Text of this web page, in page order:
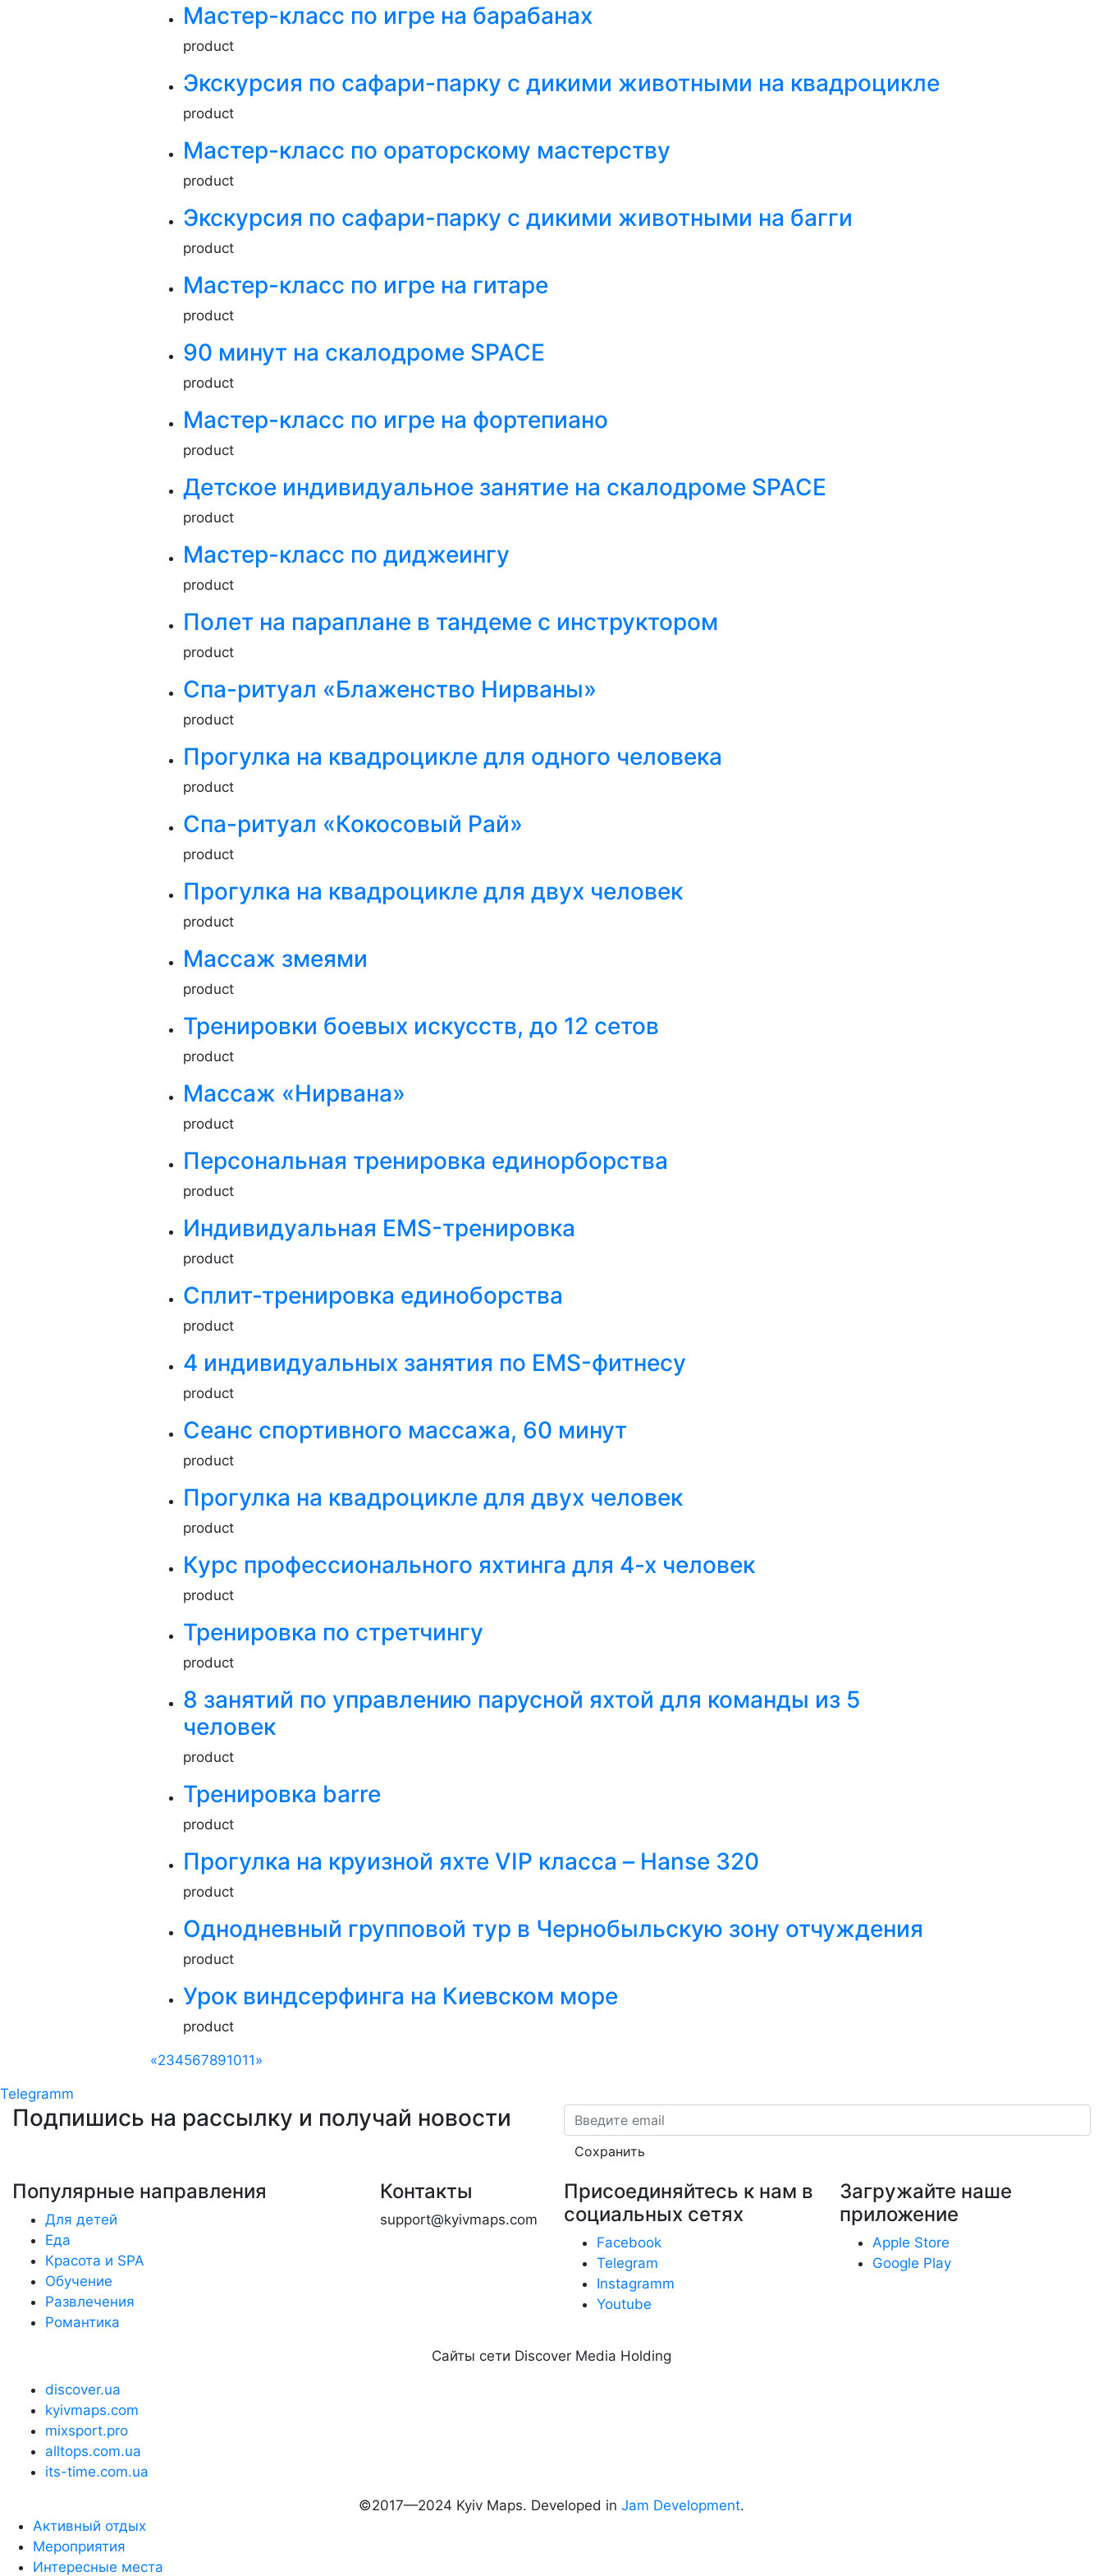
Мастер-класс по игре на барабанах
product
Экскурсия по сафари-парку с дикими животными на квадроцикле
product
Мастер-класс по ораторскому мастерству
product
Экскурсия по сафари-парку с дикими животными на багги
product
Мастер-класс по игре на гитаре
product
90 минут на скалодроме SPACE
product
Мастер-класс по игре на фортепиано
product
Детское индивидуальное занятие на скалодроме SPACE
product
Мастер-класс по диджеингу
product
Полет на параплане в тандеме с инструктором
product
Спа-ритуал «Блаженство Нирваны»
product
Прогулка на квадроцикле для одного человека
product
Спа-ритуал «Кокосовый Рай»
product
Прогулка на квадроцикле для двух человек
product
Массаж змеями
product
Тренировки боевых искусств, до 12 сетов
product
Массаж «Нирвана»
product
Персональная тренировка единорборства
product
Индивидуальная EMS-тренировка
product
Сплит-тренировка единоборства
product
4 индивидуальных занятия по EMS-фитнесу
product
Сеанс спортивного массажа, 60 минут
product
Прогулка на квадроцикле для двух человек
product
Курс профессионального яхтинга для 4-х человек
product
Тренировка по стретчингу
product
8 занятий по управлению парусной яхтой для команды из 5
человек
product
Тренировка barre
product
Прогулка на круизной яхте VIP класса – Hanse 320
product
Однодневный групповой тур в Чернобыльскую зону отчуждения
product
Урок виндсерфинга на Киевском море
product
«234567891011»
Telegramm
Подпишись на рассылку и получай новости Email
Сохранить
Популярные направления
Для детей
Еда
Красота и SPA
Обучение
Развлечения
Романтика
Контакты
support@kyivmaps.com
Присоединяйтесь к нам в
социальных сетях
Facebook
Telegram
Instagramm
Youtube
Загружайте наше
приложение
Apple Store
Google Play
Сайты сети Discover Media Holding
discover.ua
kyivmaps.com
mixsport.pro
alltops.com.ua
its-time.com.ua
©2017—2024 Kyiv Maps. Developed in Jam Development.
Активный отдых
Мероприятия
Интересные места